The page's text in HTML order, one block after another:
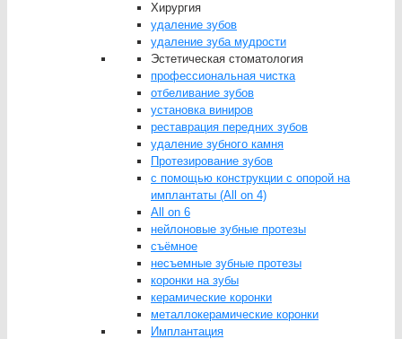
Хирургия
удаление зубов
удаление зуба мудрости
Эстетическая стоматология
профессиональная чистка
отбеливание зубов
установка виниров
реставрация передних зубов
удаление зубного камня
Протезирование зубов
с помощью конструкции с опорой на
имплантаты (All on 4)
All on 6
нейлоновые зубные протезы
съёмное
несъемные зубные протезы
коронки на зубы
керамические коронки
металлокерамические коронки
Имплантация